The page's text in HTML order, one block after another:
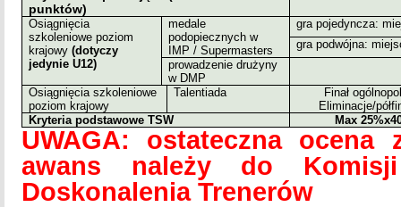
punktów)
Osiągnięcia
szkoleniowe poziom
krajowy(dotyczy
jedynie U12)
medale
podopiecznych w
IMP / Supermasters
gra pojedyncza:
gra podwójna:
prowadzenie drużyny
w DMP
Osiągnięcia szkoleniowe
poziom krajowy
Talentiada
Finał
Eliminacje/
Kryteria podstawowe TSW
Max
UWAGA: ostateczna ocena
awans należy do
Doskonalenia Trenerów